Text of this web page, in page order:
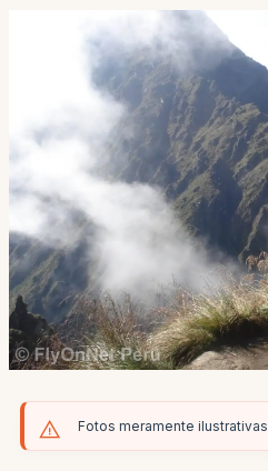
Fotos meramente ilustrativas